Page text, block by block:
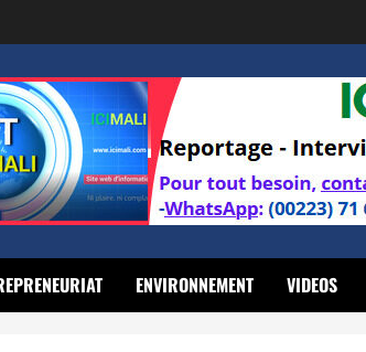
ENVIRONNEMENT VIDEOS